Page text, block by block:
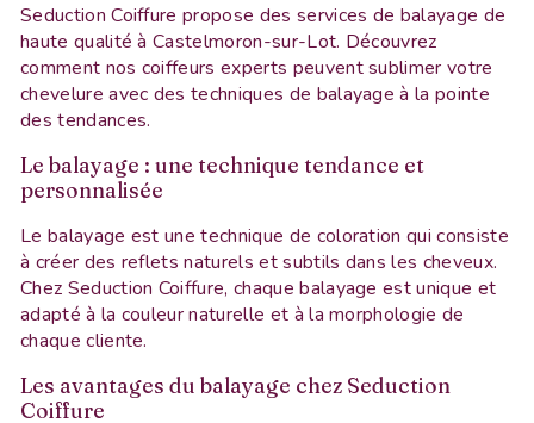
Seduction Coiffure propose des services de balayage de
haute qualité à Castelmoron-sur-Lot. Découvrez
comment nos coiffeurs experts peuvent sublimer votre
chevelure avec des techniques de balayage à la pointe
des tendances.
Le balayage : une technique tendance et
personnalisée
Le balayage est une technique de coloration qui consiste
à créer des reflets naturels et subtils dans les cheveux.
Chez Seduction Coiffure, chaque balayage est unique et
adapté à la couleur naturelle et à la morphologie de
chaque cliente.
Les avantages du balayage chez Seduction
Coiffure